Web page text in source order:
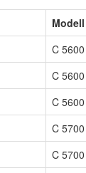
Modell
C 5600
C
C
C 5700
C